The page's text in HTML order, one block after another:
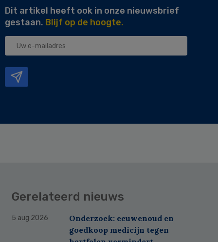
Dit artikel heeft ook in onze nieuwsbrief
gestaan. Blijf op de hoogte.
Uw
Gerelateerd nieuws
5 aug 2026
Onderzoek: eeuwenoud en
goedkoop medicijn tegen